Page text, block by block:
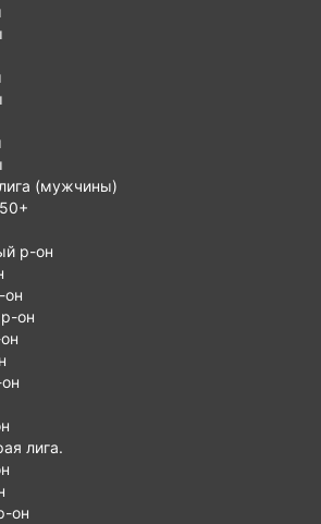
(мужчины)
р-он
он
он
лига.
он